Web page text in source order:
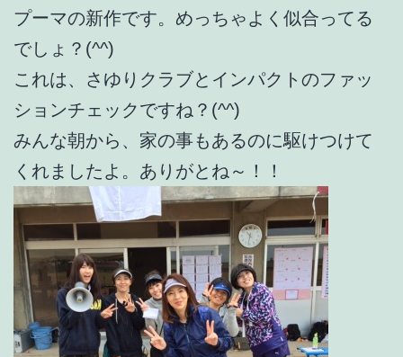
プーマの新作です。めっちゃよく似合ってる
でしょ？(^^)
これは、さゆりクラブとインパクトのファッ
ションチェックですね？(^^)
みんな朝から、家の事もあるのに駆けつけて
くれましたよ。ありがとね～！！